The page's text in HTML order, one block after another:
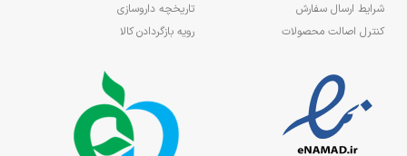
شرایط ارسال سفارش
کنترل اصالت محصولات
تاریخچه داروسازی
رویه بازگردادن کالا